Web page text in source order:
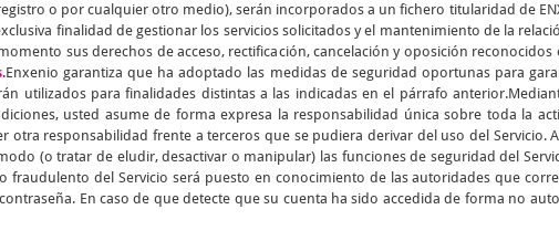
o por cualquier otro medio), serán incorporados a un fichero titularidad de
finalidad de gestionar los servicios solicitados y el mantenimiento de la
sus derechos de acceso, rectificación, cancelación y oposición reconocidos
.Enxenio garantiza que ha adoptado las medidas de seguridad oportunas para
utilizados para finalidades distintas a las indicadas en el párrafo
usted asume de forma expresa la responsabilidad única sobre toda la
otra responsabilidad frente a terceros que se pudiera derivar del uso del Servicio.
(o tratar de eludir, desactivar o manipular) las funciones de seguridad del
fraudulento del Servicio será puesto en conocimiento de las autoridades que
En caso de que detecte que su cuenta ha sido accedida de forma no